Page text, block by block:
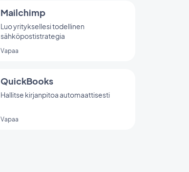
Mailchimp
Luo yrityksellesi todellinen
sähköpostistrategia
Vapaa
QuickBooks
Hallitse kirjanpitoa automaattisesti
Vapaa